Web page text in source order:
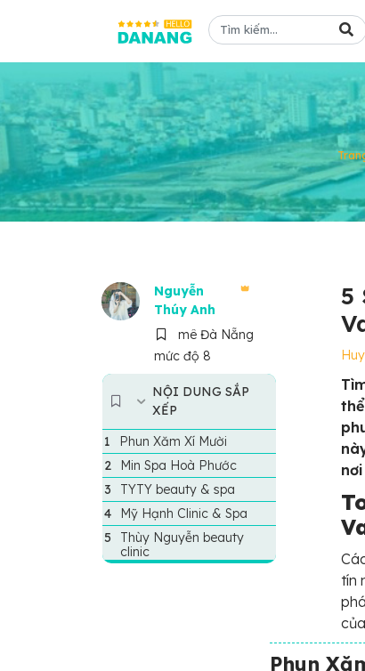
Nguyễn
Thúy Anh
mê Đà Nẵng
mức độ 8
5
NỘI DUNG SẮP
XẾP
Phun Xăm Xí Mười
Min Spa Hoà Phước
TYTY beauty & spa
Mỹ Hạnh Clinic & Spa
Thùy Nguyễn beauty
clinic
tín
Phun